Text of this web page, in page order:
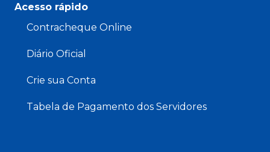
Acesso rápido
Contracheque Online
Diário Oficial
Crie sua Conta
Tabela de Pagamento dos Servidores